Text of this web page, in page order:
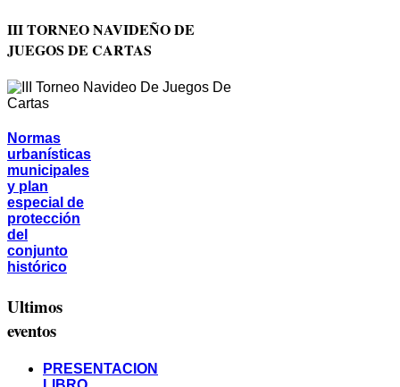
III TORNEO NAVIDEÑO DE
JUEGOS DE CARTAS
Normas
urbanísticas
municipales
y plan
especial de
protección
del
conjunto
histórico
Ultimos
eventos
PRESENTACION